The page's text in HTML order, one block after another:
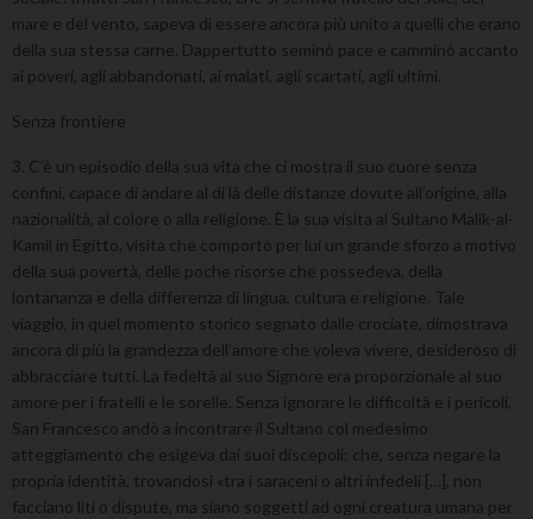
mare e del vento, sapeva di essere ancora più unito a quelli che erano
della sua stessa carne. Dappertutto seminò pace e camminò accanto
ai poveri, agli abbandonati, ai malati, agli scartati, agli ultimi.
Senza frontiere
3. C’è un episodio della sua vita che ci mostra il suo cuore senza
confini, capace di andare al di là delle distanze dovute all’origine, alla
nazionalità, al colore o alla religione. È la sua visita al Sultano Malik-al-
Kamil in Egitto, visita che comportò per lui un grande sforzo a motivo
della sua povertà, delle poche risorse che possedeva, della
lontananza e della differenza di lingua, cultura e religione. Tale
viaggio, in quel momento storico segnato dalle crociate, dimostrava
ancora di più la grandezza dell’amore che voleva vivere, desideroso di
abbracciare tutti. La fedeltà al suo Signore era proporzionale al suo
amore per i fratelli e le sorelle. Senza ignorare le difficoltà e i pericoli,
San Francesco andò a incontrare il Sultano col medesimo
atteggiamento che esigeva dai suoi discepoli: che, senza negare la
propria identità, trovandosi «tra i saraceni o altri infedeli […], non
facciano liti o dispute, ma siano soggetti ad ogni creatura umana per